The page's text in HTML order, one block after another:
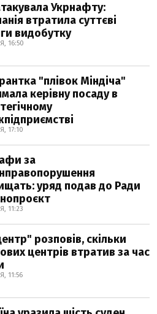
Укрнафту:
втратила суттєві
видобутку
16:50
"плівок Міндіча"
керівну посаду в
17:10
за
уряд подав до Ради
11:23
розповів, скільки
центрів втратив за час
11:56